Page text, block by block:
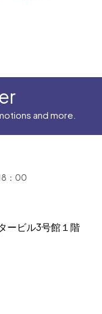
and more.
：00
ービル3号館１階